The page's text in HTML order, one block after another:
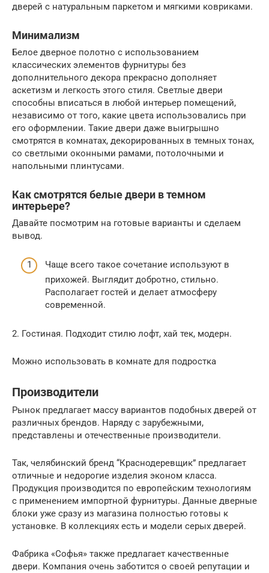
дверей с натуральным паркетом и мягкими ковриками.
Минимализм
Белое дверное полотно с использованием
классических элементов фурнитуры без
дополнительного декора прекрасно дополняет
аскетизм и легкость этого стиля. Светлые двери
способны вписаться в любой интерьер помещений,
независимо от того, какие цвета использовались при
его оформлении. Такие двери даже выигрышно
смотрятся в комнатах, декорированных в темных тонах,
со светлыми оконными рамами, потолочными и
напольными плинтусами.
Как смотрятся белые двери в темном
интерьере?
Давайте посмотрим на готовые варианты и сделаем
вывод.
Чаще всего такое сочетание используют в
прихожей. Выглядит добротно, стильно.
Располагает гостей и делает атмосферу
современной.
2. Гостиная. Подходит стилю лофт, хай тек, модерн.
Можно использовать в комнате для подростка
Производители
Рынок предлагает массу вариантов подобных дверей от
различных брендов. Наряду с зарубежными,
представлены и отечественные производители.
Так, челябинский бренд “Краснодеревщик” предлагает
отличные и недорогие изделия эконом класса.
Продукция производится по европейским технологиям
с применением импортной фурнитуры. Данные дверные
блоки уже сразу из магазина полностью готовы к
установке. В коллекциях есть и модели серых дверей.
Фабрика «Софья» также предлагает качественные
двери. Компания очень заботится о своей репутации и